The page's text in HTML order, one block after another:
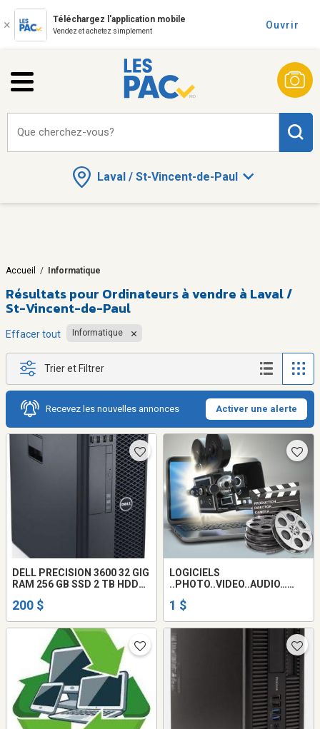
Téléchargez l'application mobile
Vendez et achetez simplement
Ouvrir
Laval / St-Vincent-de-Paul
Que cherchez-vous?
Accueil / Informatique
Résultats pour Ordinateurs à vendre à Laval /
St-Vincent-de-Paul
Effacer tout Informatique
Trier et Filtrer
Recevez les nouvelles annonces Activer une alerte
DELL PRECISION 3600 32 GIG
RAM 256 GB SSD 2 TB HDD
200 $
LOGICIELS
..PHOTO..VIDEO..AUDIO…
1 $